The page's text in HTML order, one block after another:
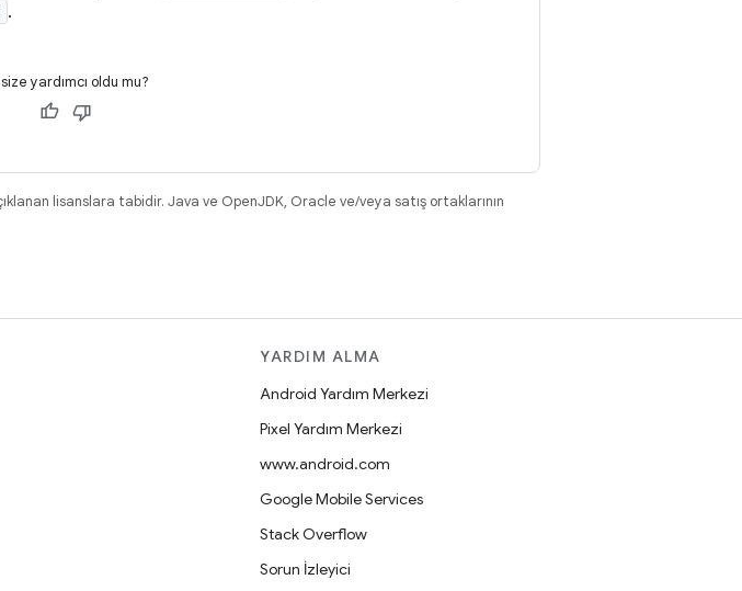
.
yardımcı oldu mu?
lisanslara tabidir. Java ve OpenJDK, Oracle ve/veya satış ortaklarının
YARDIM ALMA
Android Yardım Merkezi
Pixel Yardım Merkezi
www.android.com
Google Mobile Services
Stack Overflow
Sorun İzleyici